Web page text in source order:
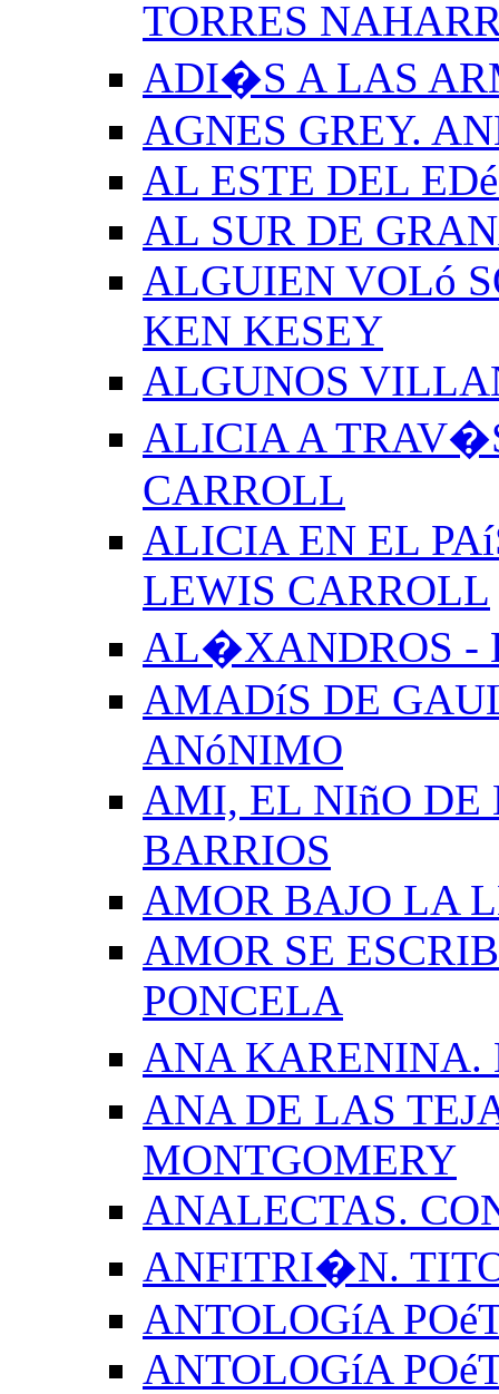
TORRES
ADI�S A LAS
AGNES GREY.
AL ESTE DEL
AL SUR DE
ALGUIEN VOLó
KEN KESEY
ALGUNOS
ALICIA A
CARROLL
ALICIA EN EL
LEWIS CARROLL
AL�XANDROS -
AMADíS DE
ANóNIMO
AMI, EL NIñO DE
BARRIOS
AMOR BAJO LA
AMOR SE
PONCELA
ANA
ANA DE LAS
MONTGOMERY
ANALECTAS.
ANFITRI�N.
ANTOLOGíA
ANTOLOGíA